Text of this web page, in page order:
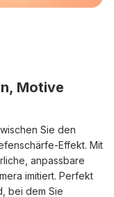
Motive
Sie den
Effekt. Mit
anpassbare
imitiert. Perfekt
bei dem Sie